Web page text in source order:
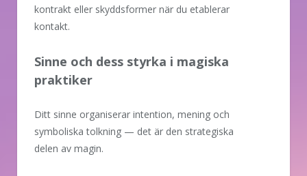
kontrakt eller skyddsformer när du etablerar
kontakt.
Sinne och dess styrka i magiska
praktiker
Ditt sinne organiserar intention, mening och
symboliska tolkning — det är den strategiska
delen av magin.